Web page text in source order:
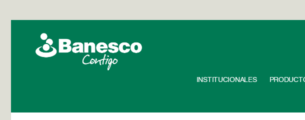
INSTITUCIONALES